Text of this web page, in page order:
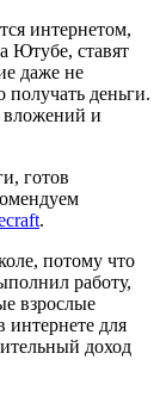
интернетом,
Ютубе, ставят
даже не
получать деньги.
вложений и
готов
.
потому что
работу,
взрослые
интернете для
доход